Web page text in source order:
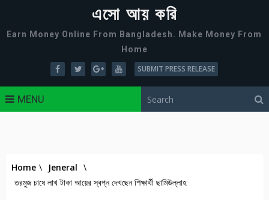
এসো আয় করি
Earn Money Online From Bangladesh. Make Money From
Home
SUBMIT PRESS RELEASE
MENU
Home \ Jeneral \
তরমুজ চাষে লাখ টাকা আয়ের স্বপ্ন দেখছেন শিক্ষার্থী ছামিউল্লাহ